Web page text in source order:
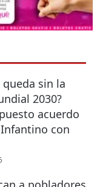
queda sin la
2030?
acuerdo
con